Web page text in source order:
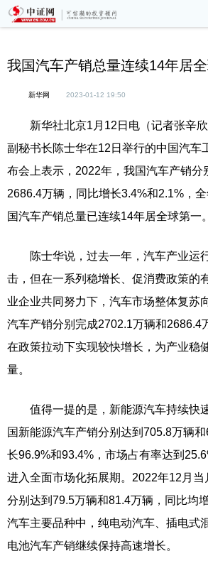
我国汽车产销总量连续14年居
新华网 2023-01-12 19:50
新华社北京1月12日电（记者张辛欣
副秘书长陈士华在12日举行的中国汽车
布会上表示，2022年，我国汽车产销分
2686.4万辆，同比增长3.4%和2.1%，
国汽车产销总量已连续14年居全球第一。
陈士华说，过去一年，汽车产业运
击，但在一系列稳增长、促消费政策的
业企业共同努力下，汽车市场整体复苏
汽车产销分别完成2702.1万辆和2686.4
在政策拉动下实现较快增长，为产业稳
量。
值得一提的是，新能源汽车持续快
国新能源汽车产销分别达到705.8万辆
长96.9%和93.4%，市场占有率达到
进入全面市场化拓展期。2022年12月
分别达到79.5万辆和81.4万辆，同比均
汽车主要品种中，纯电动汽车、插电式
电池汽车产销继续保持高速增长。